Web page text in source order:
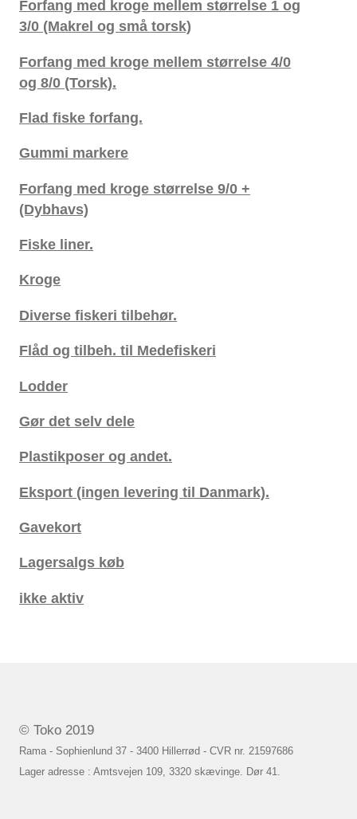
Forfang med kroge mellem størrelse 1 og
3/0 (Makrel og små torsk)
Forfang med kroge mellem størrelse 4/0
og 8/0 (Torsk).
Flad fiske forfang.
Gummi markere
Forfang med kroge størrelse 9/0 +
(Dybhavs)
Fiske liner.
Kroge
Diverse fiskeri tilbehør.
Flåd og tilbeh. til Medefiskeri
Lodder
Gør det selv dele
Plastikposer og andet.
Eksport (ingen levering til Danmark).
Gavekort
Lagersalgs køb
ikke aktiv
© Toko 2019
Rama - Sophienlund 37 - 3400 Hillerrød - CVR nr. 21597686
Lager adresse : Amtsvejen 109, 3320 skævinge. Dør 41.